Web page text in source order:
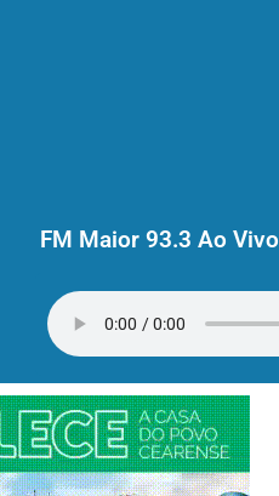
FM Maior 93.3 Ao Vivo